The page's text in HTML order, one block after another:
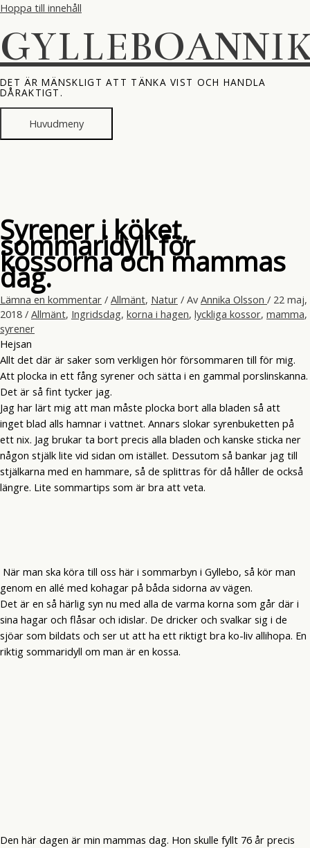
Hoppa till innehåll
DET ÄR MÄNSKLIGT ATT TÄNKA VIST OCH HANDLA
DÅRAKTIGT.
Huvudmeny
Syrener i köket,
sommaridyll för
kossorna och mammas
dag.
Lämna en kommentar / Allmänt, Natur / Av Annika Olsson / 22 maj,
2018 / Allmänt, Ingridsdag, korna i hagen, lyckliga kossor, mamma,
syrener
Hejsan
Allt det där är saker som verkligen hör försommaren till för mig.
Att plocka in ett fång syrener och sätta i en gammal porslinskanna.
Det är så fint tycker jag.
Jag har lärt mig att man måste plocka bort alla bladen så att
inget blad alls hamnar i vattnet. Annars slokar syrenbuketten på
ett nix. Jag brukar ta bort precis alla bladen och kanske sticka ner
någon stjälk lite vid sidan om istället. Dessutom så bankar jag till
stjälkarna med en hammare, så de splittras för då håller de också
längre. Lite sommartips som är bra att veta.
När man ska köra till oss här i sommarbyn i Gyllebo, så kör man
genom en allé med kohagar på båda sidorna av vägen.
Det är en så härlig syn nu med alla de varma korna som går där i
sina hagar och flåsar och idislar. De dricker och svalkar sig i de
sjöar som bildats och ser ut att ha ett riktigt bra ko-liv allihopa. En
riktig sommaridyll om man är en kossa.
Den här dagen är min mammas dag. Hon skulle fyllt 76 år precis